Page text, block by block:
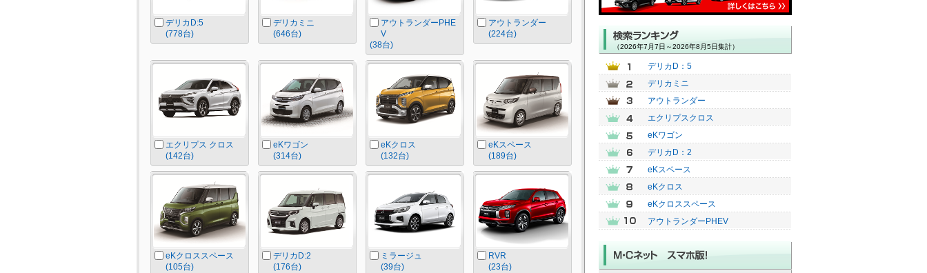
デリカD:5
(778台)
デリカミニ
(646台)
アウトランダーPHE
V
(38台)
アウトランダー
(224台)
エクリプス クロス
(142台)
eKワゴン
(314台)
eKクロス
(132台)
eKスペース
(189台)
eKクロススペース
(105台)
デリカD:2
(176台)
ミラージュ
(39台)
RVR
(23台)
（2026年7月7日～2026年8月5日集計）
デリカD：5
デリカミニ
アウトランダー
エクリプスクロス
eKワゴン
デリカD：2
eKスペース
eKクロス
eKクロススペース
アウトランダーPHEV